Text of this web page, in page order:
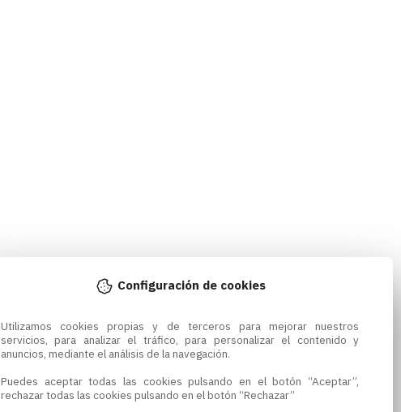
Configuración de cookies
Utilizamos cookies propias y de terceros para mejorar nuestros
servicios, para analizar el tráfico, para personalizar el contenido y
anuncios, mediante el análisis de la navegación.
Puedes aceptar todas las cookies pulsando en el botón “Aceptar”,
rechazar todas las cookies pulsando en el botón “Rechazar”